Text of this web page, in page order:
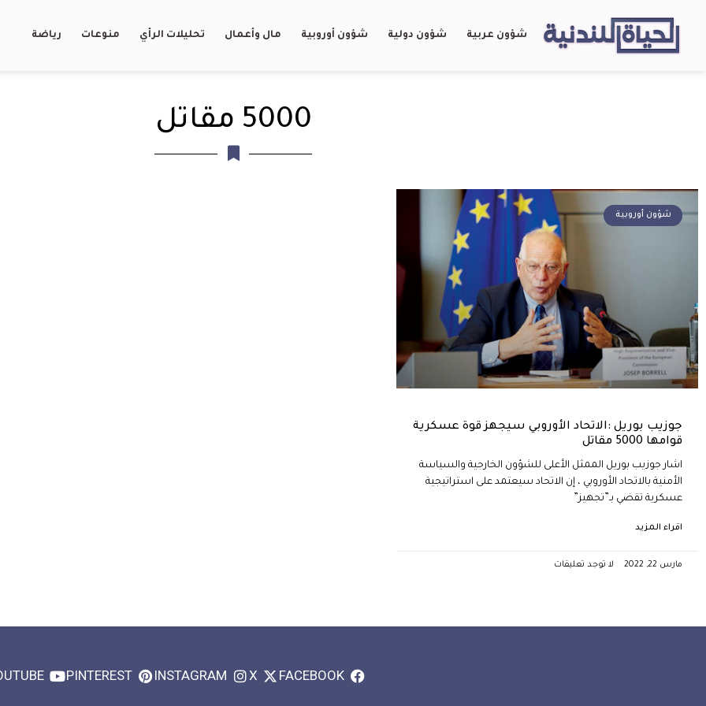
شؤون عربية شؤون دولية شؤون أوروبية مال وأعمال تحليلات الرأي منوعات رياضة
5000 مقاتل
شؤون أوروبية
جوزيب بوريل :الاتحاد الأوروبي سيجهز قوة عسكرية
قوامها 5000 مقاتل
اشار جوزيب بوريل الممثل الأعلى للشؤون الخارجية والسياسة
الأمنية بالاتحاد الأوروبي ، إن الاتحاد سيعتمد على استراتيجية
عسكرية تقضي بـ”تجهيز”
اقراء المزيد
مارس 22, 2022 لا توجد تعليقات
FACEBOOK
X
INSTAGRAM
PINTEREST